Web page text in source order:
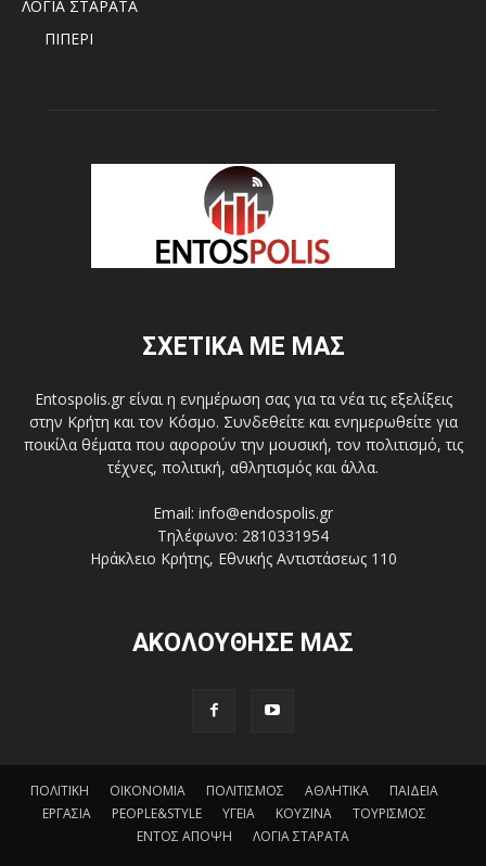
ΛΟΓΙΑ ΣΤΑΡΑΤΑ
ΠΙΠΕΡΙ
ΣΧΕΤΙΚΑ ΜΕ ΜΑΣ
Entospolis.gr είναι η ενημέρωση σας για τα νέα τις εξελίξεις
στην Κρήτη και τον Κόσμο. Συνδεθείτε και ενημερωθείτε για
ποικίλα θέματα που αφορούν την μουσική, τον πολιτισμό, τις
τέχνες, πολιτική, αθλητισμός και άλλα.
Email: info@endospolis.gr
Τηλέφωνο: 2810331954
Ηράκλειο Κρήτης, Εθνικής Αντιστάσεως 110
ΑΚΟΛΟΥΘΗΣΕ ΜΑΣ
ΠΟΛΙΤΙΚΗ ΟΙΚΟΝΟΜΙΑ ΠΟΛΙΤΙΣΜΟΣ ΑΘΛΗΤΙΚΑ
ΠΑΙΔΕΙΑ
ΕΡΓΑΣΙΑ
PEOPLE&STYLE ΥΓΕΙΑ ΚΟΥΖΙΝΑ
ΤΟΥΡΙΣΜΟΣ
ΕΝΤΟΣ ΑΠΟΨΗ
ΛΟΓΙΑ ΣΤΑΡΑΤΑ